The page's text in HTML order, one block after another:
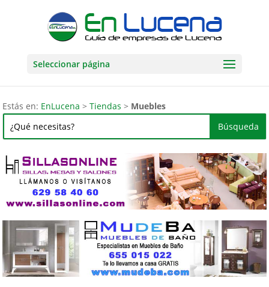
Seleccionar página
Estás en: EnLucena >Tiendas > Muebles